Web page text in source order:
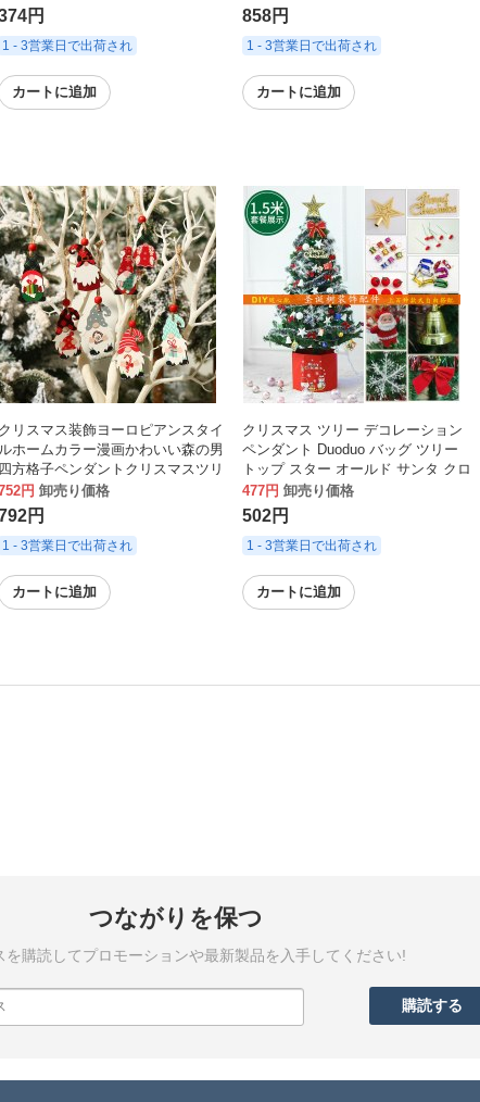
円
1 - 3営業日で出荷され
カートに追加
858円
1 - 3営業日で出荷され
カートに追加
クリスマス装飾ヨーロピアンスタイ
ルホームカラー漫画かわいい森の男
四方格子ペンダントクリスマスツリ
小さなペンダント
円 卸売り価格
円
1 - 3営業日で出荷され
カートに追加
クリスマス ツリー デコレーション
ペンダント Duoduo バッグ ツリー
トップ スター オールド サンタ クロ
ース スノーフレーク ランタン クリ
スマス ボール レター リボン
477円 卸売り価格
502円
1 - 3営業日で出荷され
カートに追加
つながりを保つ
を購読してプロモーションや最新製品を入手してください!